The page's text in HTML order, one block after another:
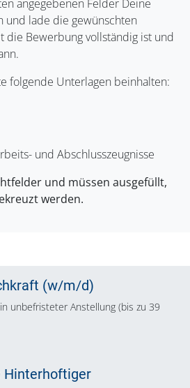
angegebenen Felder Deine
und lade die gewünschten
die Bewerbung vollständig ist und
folgende Unterlagen beinhalten:
und Abschlusszeugnisse
und müssen ausgefüllt,
werden.
(w/m/d)
unbefristeter Anstellung (bis zu 39
Hinterhoftiger